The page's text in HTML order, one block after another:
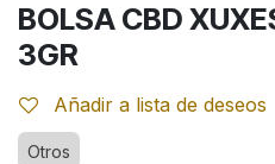
BOLSA CBD
3GR
Añadir a lista de deseos
Otros